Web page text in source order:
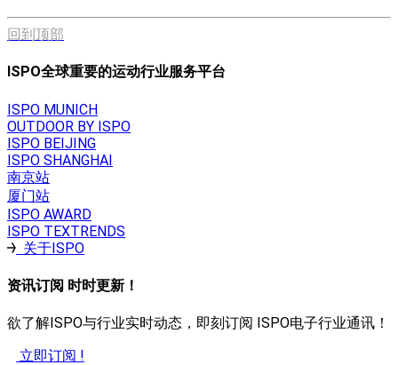
回到顶部
ISPO全球重要的运动行业服务平台
ISPO MUNICH
OUTDOOR BY ISPO
ISPO BEIJING
ISPO SHANGHAI
南京站
厦门站
ISPO AWARD
ISPO TEXTRENDS
关于ISPO
资讯订阅 时时更新！
欲了解ISPO与行业实时动态，即刻订阅 ISPO电子行业通讯！
立即订阅 !